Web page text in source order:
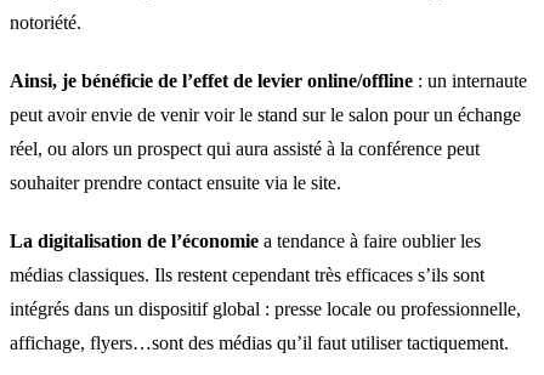
notoriété.
Ainsi, je bénéficie de l’effet de levier online/offline : un internaute
peut avoir envie de venir voir le stand sur le salon pour un échange
réel, ou alors un prospect qui aura assisté à la conférence peut
souhaiter prendre contact ensuite via le site.
La digitalisation de l’économie a tendance à faire oublier les
médias classiques. Ils restent cependant très efficaces s’ils sont
intégrés dans un dispositif global : presse locale ou professionnelle,
affichage, flyers…sont des médias qu’il faut utiliser tactiquement.